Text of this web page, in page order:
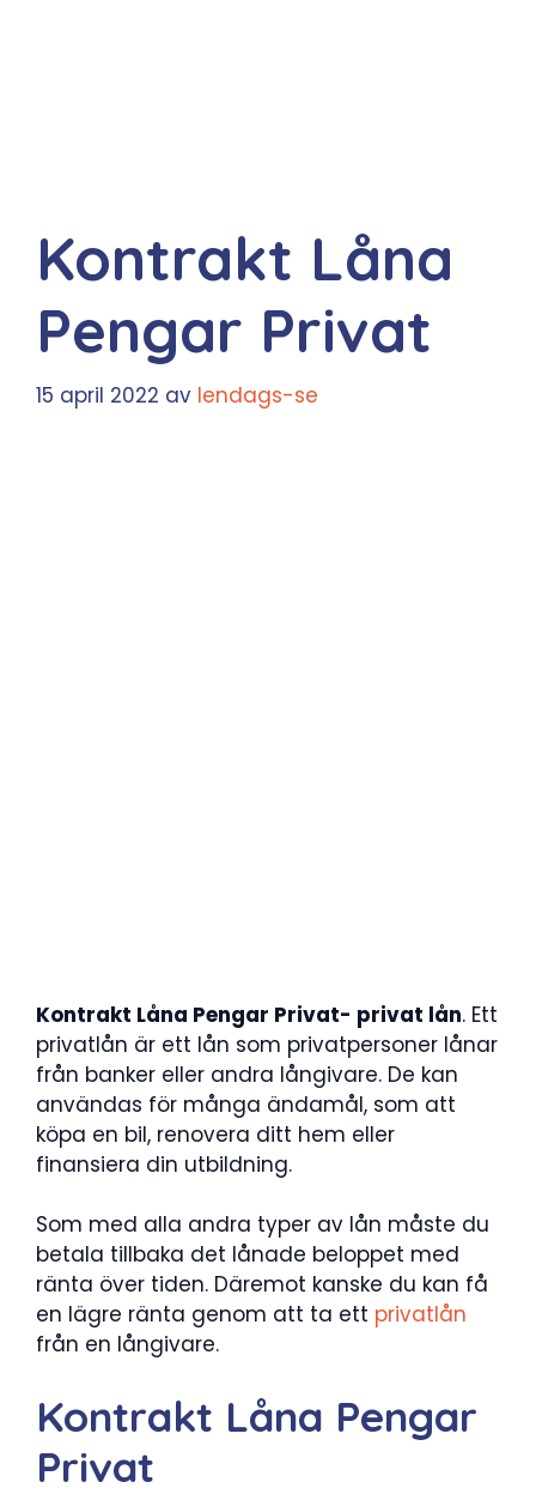
Kontrakt Låna
Pengar Privat
15 april 2022 av lendags-se
Kontrakt Låna Pengar Privat- privat lån. Ett
privatlån är ett lån som privatpersoner lånar
från banker eller andra långivare. De kan
användas för många ändamål, som att
köpa en bil, renovera ditt hem eller
finansiera din utbildning.
Som med alla andra typer av lån måste du
betala tillbaka det lånade beloppet med
ränta över tiden. Däremot kanske du kan få
en lägre ränta genom att ta ett privatlån
från en långivare.
Kontrakt Låna Pengar
Privat